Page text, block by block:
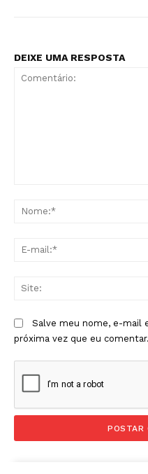
DEIXE UMA RESPOSTA
Salve meu nome, e-mail
próxima vez que eu comentar.